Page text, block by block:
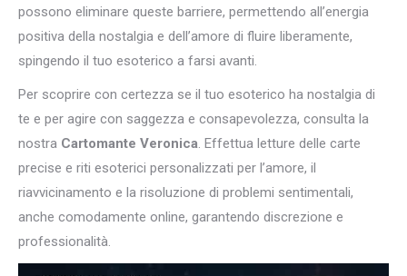
possono eliminare queste barriere, permettendo all’energia
positiva della nostalgia e dell’amore di fluire liberamente,
spingendo il tuo esoterico a farsi avanti.
Per scoprire con certezza se il tuo esoterico ha nostalgia di
te e per agire con saggezza e consapevolezza, consulta la
nostra Cartomante Veronica. Effettua letture delle carte
precise e riti esoterici personalizzati per l’amore, il
riavvicinamento e la risoluzione di problemi sentimentali,
anche comodamente online, garantendo discrezione e
professionalità.